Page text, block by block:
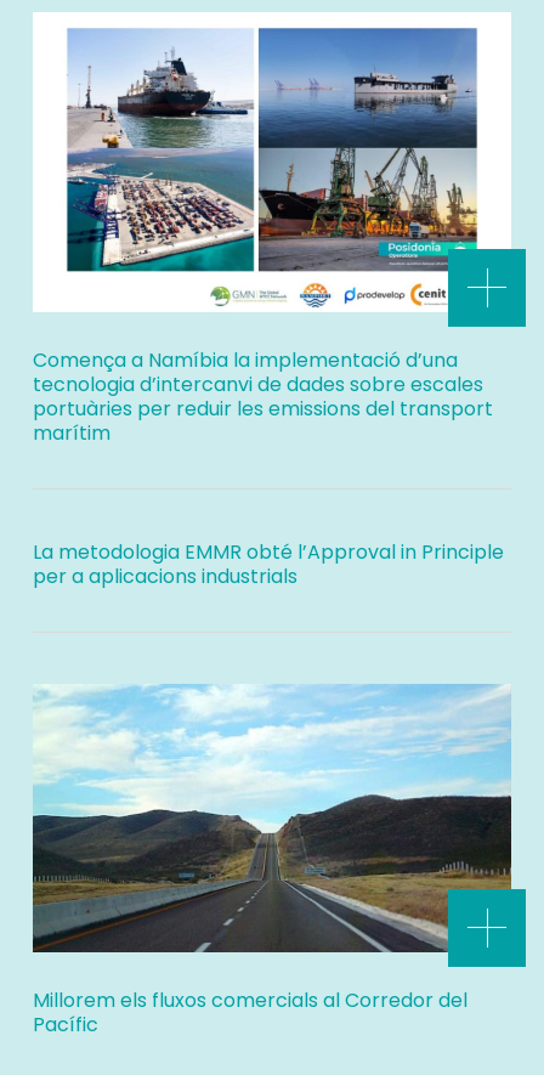
Comença a Namíbia la implementació d’una
tecnologia d’intercanvi de dades sobre escales
portuàries per reduir les emissions del transport
marítim
La metodologia EMMR obté l’Approval in Principle
per a aplicacions industrials
Millorem els fluxos comercials al Corredor del
Pacífic